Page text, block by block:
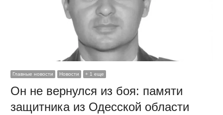
Главные новости Новости + 1 еще
Он не вернулся из боя: памяти
защитника из Одесской области